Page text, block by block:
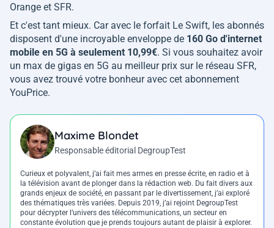
Orange et SFR.
Et c'est tant mieux. Car avec le forfait Le Swift, les abonnés
disposent d'une incroyable enveloppe de 160 Go d'internet
mobile en 5G à seulement 10,99€. Si vous souhaitez avoir
un max de gigas en 5G au meilleur prix sur le réseau SFR,
vous avez trouvé votre bonheur avec cet abonnement
YouPrice.
Maxime Blondet
Responsable éditorial DegroupTest
Curieux et polyvalent, j’ai fait mes armes en presse écrite, en radio et à
la télévision avant de plonger dans la rédaction web. Du fait divers aux
grands enjeux de société, en passant par le divertissement, j’ai exploré
des thématiques très variées. Depuis 2019, j’ai rejoint DegroupTest
pour décrypter l’univers des télécommunications, un secteur en
constante évolution que je prends toujours autant de plaisir à explorer.